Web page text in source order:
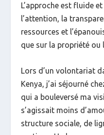
L’approche est fluide
l’attention, la
ressources et
que sur la propriété ou
Lors d’un volontariat
Kenya, j’ai séjourné
qui a bouleversé ma
s’agissait moins
structure sociale, de